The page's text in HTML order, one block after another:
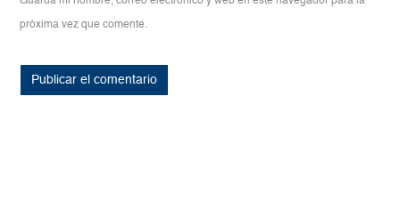
próxima vez que comente.